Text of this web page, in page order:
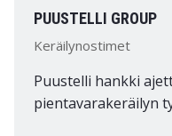
PUUSTELLI GROUP
Keräilynostimet
Puustelli hankki
pientavarakeräilyn